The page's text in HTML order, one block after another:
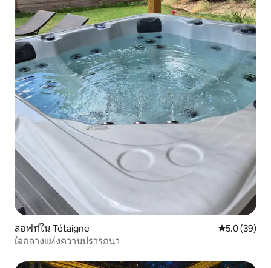
ลอฟท์ใน Tétaigne คะแนนเฉลี่ย
5.0 (39)
ใจกลางแห่งความปรารถนา